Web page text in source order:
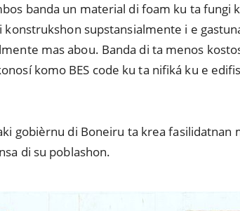
banda un material di foam ku ta fungi
konstrukshon supstansialmente i e
mas abou. Banda di ta menos
komo BES code ku ta nifiká ku e
gobièrnu di Boneiru ta krea fasilidatnan
di su poblashon.